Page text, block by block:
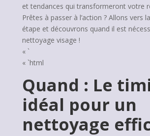
et tendances qui transformeront votre
Prêtes à passer à l’action ? Allons vers
étape et découvrons quand il est
nettoyage visage !
« `
« `html
Quand : Le
idéal pour un
nettoyage